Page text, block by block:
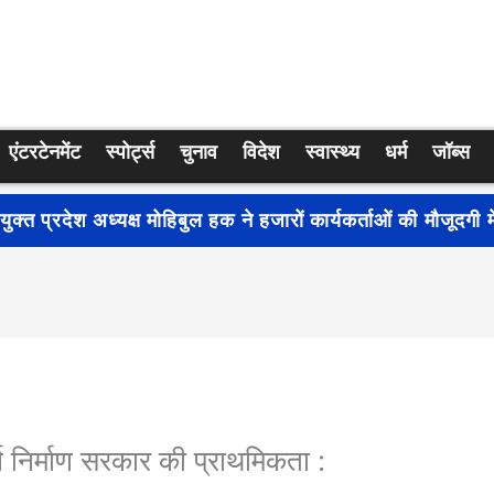
एंटरटेनमेंट स्पोर्ट्स चुनाव विदेश स्वास्थ्य धर्म जॉब्स
जागरूकता बढ़ाने के लिए देशभर में शुरू हुआ नुक्कड़ नाटक
सरकार की प्राथमिकता :